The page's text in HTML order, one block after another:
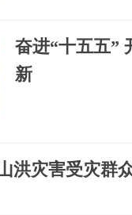
奋进“十五五”
新
洪灾害受灾群